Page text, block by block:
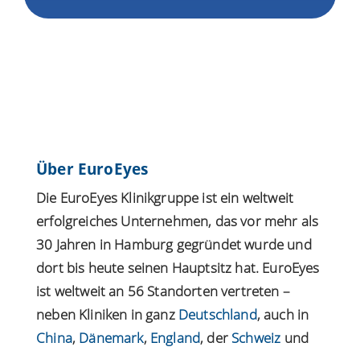
Über EuroEyes
Die EuroEyes Klinikgruppe ist ein weltweit
erfolgreiches Unternehmen, das vor mehr als
30 Jahren in Hamburg gegründet wurde und
dort bis heute seinen Hauptsitz hat. EuroEyes
ist weltweit an 56 Standorten vertreten –
neben Kliniken in ganz Deutschland, auch in
China, Dänemark, England, der Schweiz und